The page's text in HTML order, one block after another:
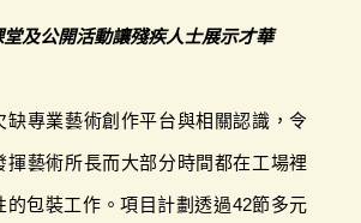
及公開活動讓殘疾人士展示才華
缺專業藝術創作平台與相關認識，令
揮藝術所長而大部分時間都在工場裡
的包裝工作。項目計劃透過42節多元